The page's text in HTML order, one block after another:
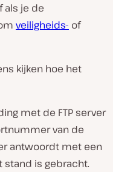
je de
veiligheids- of
kijken hoe het
met de FTP server
van de
antwoordt met een
is gebracht.